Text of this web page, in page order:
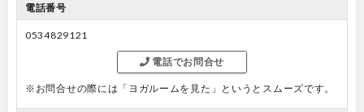
電話番号
0534829121
電話でお問合せ
※お問合せの際には「ヨガルームを見た」というとスムーズです。